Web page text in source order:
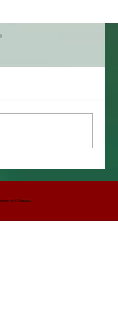
en el
de la Directiva.